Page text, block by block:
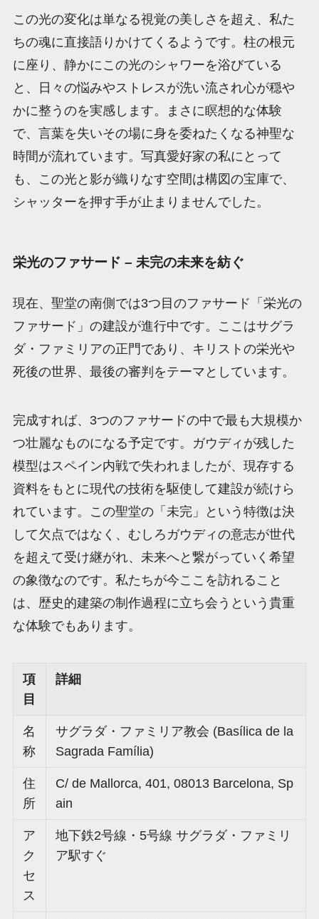
この光の変化は単なる視覚の美しさを超え、私た
ちの魂に直接語りかけてくるようです。柱の根元
に座り、静かにこの光のシャワーを浴びている
と、日々の悩みやストレスが洗い流され心が穏や
かに整うのを実感します。まさに瞑想的な体験
で、言葉を失いその場に身を委ねたくなる神聖な
時間が流れています。写真愛好家の私にとって
も、この光と影が織りなす空間は構図の宝庫で、
シャッターを押す手が止まりませんでした。
栄光のファサード – 未完の未来を紡ぐ
現在、聖堂の南側では3つ目のファサード「栄光の
ファサード」の建設が進行中です。ここはサグラ
ダ・ファミリアの正門であり、キリストの栄光や
死後の世界、最後の審判をテーマとしています。
完成すれば、3つのファサードの中で最も大規模か
つ壮麗なものになる予定です。ガウディが残した
模型はスペイン内戦で失われましたが、現存する
資料をもとに現代の技術を駆使して建設が続けら
れています。この聖堂の「未完」という特徴は決
して欠点ではなく、むしろガウディの意志が世代
を超えて受け継がれ、未来へと繋がっていく希望
の象徴なのです。私たちが今ここを訪れること
は、歴史的建築の制作過程に立ち会うという貴重
な体験でもあります。
項
目
詳細
名
称
サグラダ・ファミリア教会 (Basílica de la
Sagrada Família)
住
所
C/ de Mallorca, 401, 08013 Barcelona, Sp
ain
ア
ク
セ
ス
地下鉄2号線・5号線 サグラダ・ファミリ
ア駅すぐ